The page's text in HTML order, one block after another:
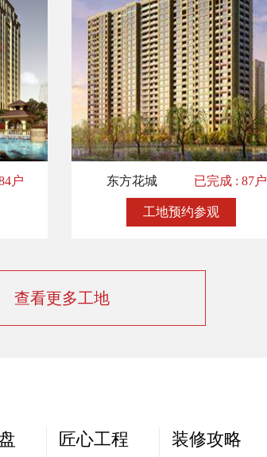
户 东方花城 已完成 : 87户
工地预约参观
查看更多工地
匠心工程 装修攻略